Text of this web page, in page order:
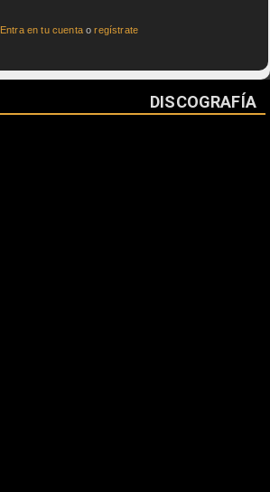
Entra en tu cuentaoregístrate
DISCOGRAFÍA